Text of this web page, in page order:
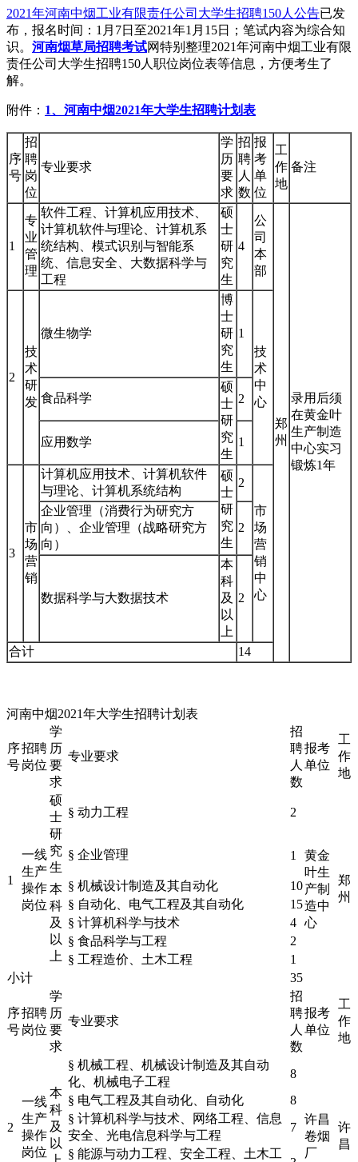
2021年河南中烟工业有限责任公司大学生招聘150人公告已发
布，报名时间：1月7日至2021年1月15日；笔试内容为综合知
识。 河南烟草局招聘考试网特别整理2021年河南中烟工业有限
责任公司大学生招聘150人职位岗位表等信息，方便考生了
解。
附件： 1、河南中烟2021年大学生招聘计划表
序
号
招
聘
岗
位
专业要求
学
历
要
求
招
聘
人
数
报
考
单
位
工
作
地
备注
1
专
业
管
理
软件工程、计算机应用技术、
计算机软件与理论、计算机系
统结构、模式识别与智能系
统、信息安全、大数据科学与
工程
硕
士
研
究
生
4
公
司
本
部
郑
州
录用后须
在黄金叶
生产制造
中心实习
锻炼1年
2
技
术
研
发
微生物学
博
士
研
究
生
1
技
术
中
心
食品科学
硕
士
研
究
生
2
应用数学 1
3
市
场
营
销
计算机应用技术、计算机软件
与理论、计算机系统结构
硕
士
研
究
生
2
市
场
营
销
中
心
企业管理（消费行为研究方
向）、企业管理（战略研究方
向）
2
数据科学与大数据技术
本
科
及
以
上
2
合计 14
河南中烟2021年大学生招聘计划表
序
号
招聘
岗位
学
历
要
求
专业要求
招
聘
人
数
报考
单位
工
作
地
1
一线
生产
操作
岗位
硕
士
研
究
生
§ 动力工程 2
黄金
叶生
产制
造中
心
郑
州
§ 企业管理 1
本
科
及
以
上
§ 机械设计制造及其自动化
10
§ 自动化、电气工程及其自动化
15
§ 计算机科学与技术
4
§ 食品科学与工程
2
§ 工程造价、土木工程
1
小计
35
序
号
招聘
岗位
学
历
要
求
专业要求
招
聘
人
数
报考
单位
工
作
地
2
一线
生产
操作
岗位
本
科
及
以
§ 机械工程、机械设计制造及其自动
化、机械电子工程
8
许昌
卷烟
厂
许
昌
§ 电气工程及其自动化、自动化
8
§ 计算机科学与技术、网络工程、信息
安全、光电信息科学与工程
7
§ 能源与动力工程、安全工程、土木工